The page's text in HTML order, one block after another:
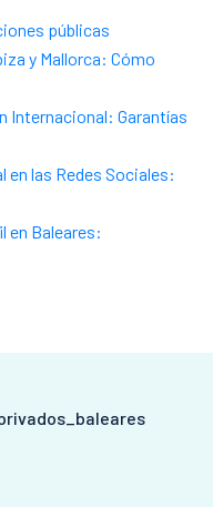
públicas
y Mallorca: Cómo
Internacional: Garantías
las Redes Sociales:
en Baleares: